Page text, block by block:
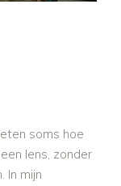
soms hoe
lens, zonder
In mijn